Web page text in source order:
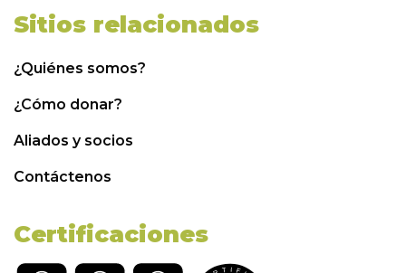
Sitios relacionados
¿Quiénes somos?
¿Cómo donar?
Aliados y socios
Contáctenos
Certificaciones